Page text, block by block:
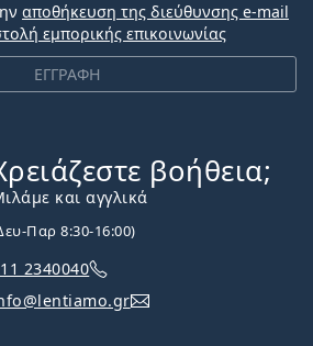
ΕΓΓΡΑΦΗ
αποθήκευση της διεύθυνσης e-mail
εμπορικής επικοινωνίας
βοήθεια;
και αγγλικά
Παρ 8:30-16:00)
2340040